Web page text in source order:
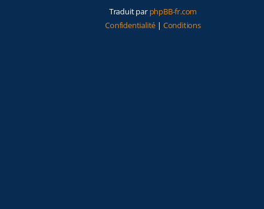
Traduit par phpBB-fr.com
Confidentialité | Conditions